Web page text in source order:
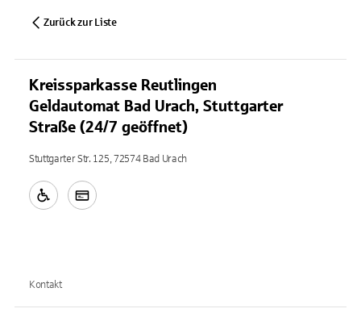
Zurück zur Liste
Kreissparkasse Reutlingen
Geldautomat Bad Urach, Stuttgarter
Straße (24/7 geöffnet)
Stuttgarter Str. 125, 72574 Bad Urach
Kontakt